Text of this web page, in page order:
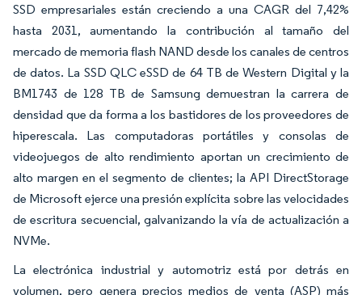
SSD empresariales están creciendo a una CAGR del 7,42%
hasta 2031, aumentando la contribución al tamaño del
mercado de memoria flash NAND desde los canales de centros
de datos. La SSD QLC eSSD de 64 TB de Western Digital y la
BM1743 de 128 TB de Samsung demuestran la carrera de
densidad que da forma a los bastidores de los proveedores de
hiperescala. Las computadoras portátiles y consolas de
videojuegos de alto rendimiento aportan un crecimiento de
alto margen en el segmento de clientes; la API DirectStorage
de Microsoft ejerce una presión explícita sobre las velocidades
de escritura secuencial, galvanizando la vía de actualización a
NVMe.
La electrónica industrial y automotriz está por detrás en
volumen, pero genera precios medios de venta (ASP) más